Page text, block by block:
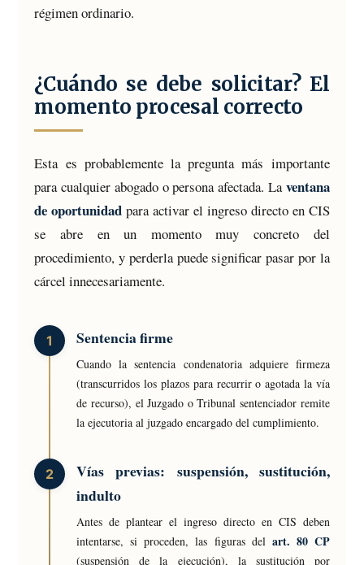
régimen ordinario.
¿Cuándo se debe solicitar? El
momento procesal correcto
Esta es probablemente la pregunta más importante
para cualquier abogado o persona afectada. Laventana
de oportunidad para activar el ingreso directo en CIS
se abre en un momento muy concreto del
procedimiento, y perderla puede significar pasar por la
cárcel innecesariamente.
Sentencia firme
Cuando la sentencia condenatoria adquiere firmeza
(transcurridos los plazos para recurrir o agotada la vía
de recurso), el Juzgado o Tribunal sentenciador remite
la ejecutoria al juzgado encargado del cumplimiento.
Vías previas: suspensión, sustitución,
indulto
Antes de plantear el ingreso directo en CIS deben
intentarse, si proceden, las figuras del art. 80 CP
(suspensión de la ejecución), la sustitución por